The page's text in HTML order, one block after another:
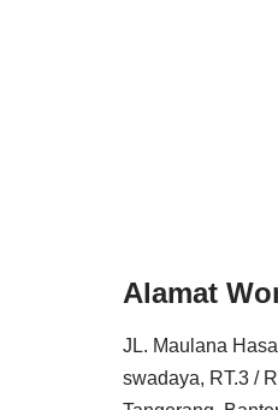
Alamat
JL. Maulana
swadaya, RT.3 /